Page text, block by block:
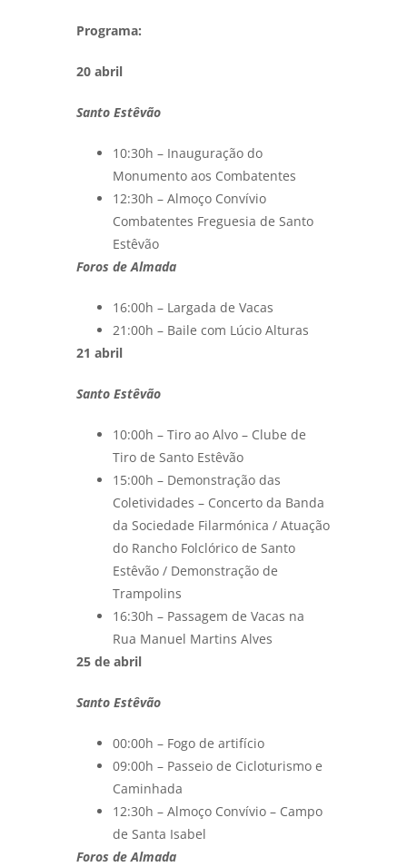
Programa:
20 abril
Santo Estêvão
10:30h – Inauguração do
Monumento aos Combatentes
12:30h – Almoço Convívio
Combatentes Freguesia de Santo
Estêvão
Foros de Almada
16:00h – Largada de Vacas
21:00h – Baile com Lúcio Alturas
21 abril
Santo Estêvão
10:00h – Tiro ao Alvo – Clube de
Tiro de Santo Estêvão
15:00h – Demonstração das
Coletividades – Concerto da Banda
da Sociedade Filarmónica / Atuação
do Rancho Folclórico de Santo
Estêvão / Demonstração de
Trampolins
16:30h – Passagem de Vacas na
Rua Manuel Martins Alves
25 de abril
Santo Estêvão
00:00h – Fogo de artifício
09:00h – Passeio de Cicloturismo e
Caminhada
12:30h – Almoço Convívio – Campo
de Santa Isabel
Foros de Almada